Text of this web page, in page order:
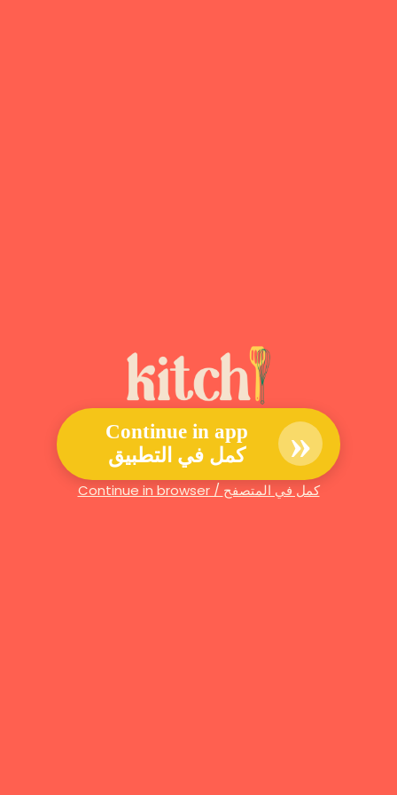
Continue in app
كمل في التطبيق
»
Continue in browser / كمل في المتصفح